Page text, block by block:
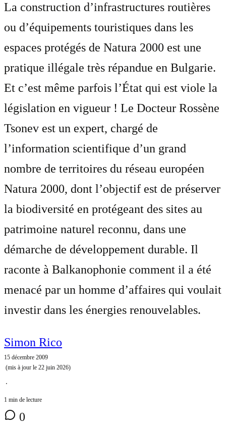
La construction d’infrastructures routières
ou d’équipements touristiques dans les
espaces protégés de Natura 2000 est une
pratique illégale très répandue en Bulgarie.
Et c’est même parfois l’État qui est viole la
législation en vigueur ! Le Docteur Rossène
Tsonev est un expert, chargé de
l’information scientifique d’un grand
nombre de territoires du réseau européen
Natura 2000, dont l’objectif est de préserver
la biodiversité en protégeant des sites au
patrimoine naturel reconnu, dans une
démarche de développement durable. Il
raconte à Balkanophonie comment il a été
menacé par un homme d’affaires qui voulait
investir dans les énergies renouvelables.
Simon Rico
15 décembre 2009
(mis à jour le 22 juin 2026)
⋅
1 min de lecture
0